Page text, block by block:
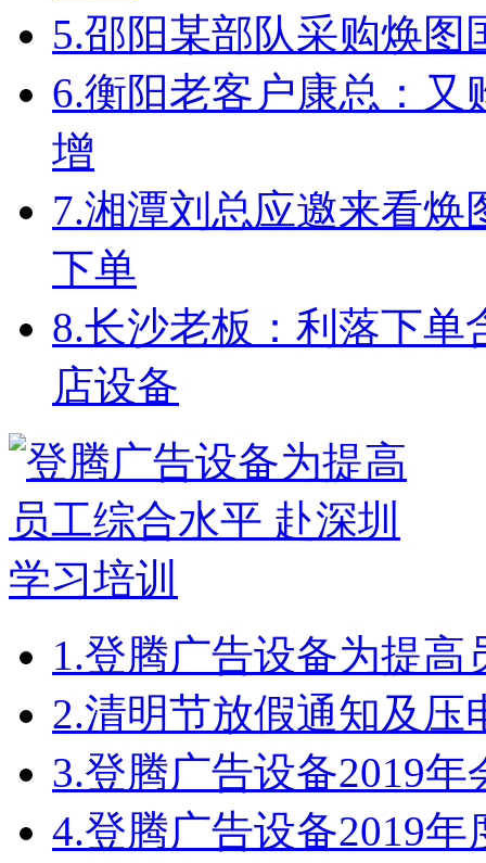
5.邵阳某部队采购焕图
6.衡阳老客户康总：又
增
7.湘潭刘总应邀来看焕
下单
8.长沙老板：利落下单
店设备
1.登腾广告设备为提高
2.清明节放假通知及压
3.登腾广告设备2019
4.登腾广告设备2019